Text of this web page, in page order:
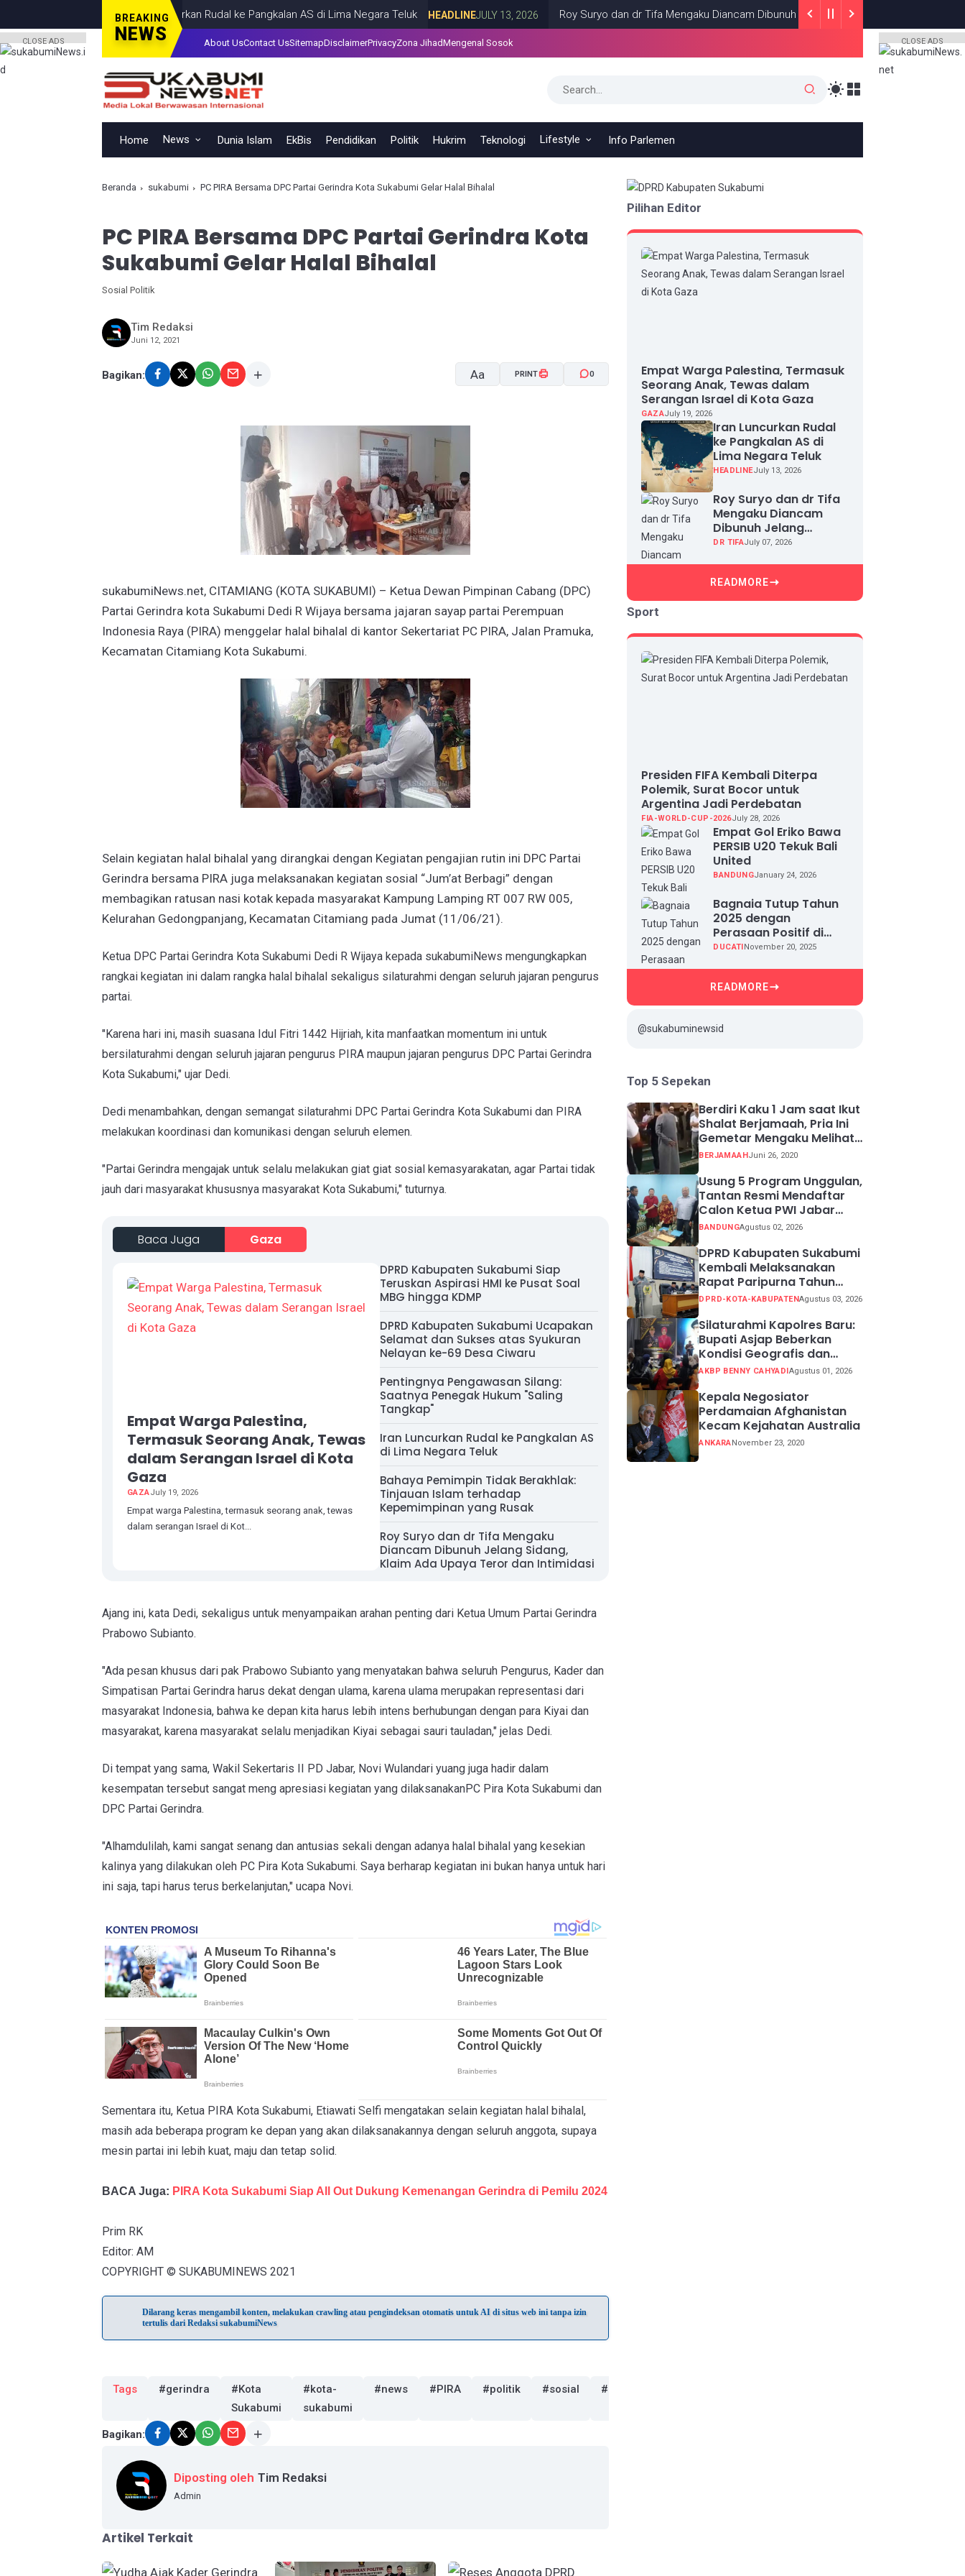
BREAKING
NEWS
Iran Luncurkan Rudal ke Pangkalan AS di Lima Negara Teluk HEADLINEJULY 13, 2026 Roy Suryo dan dr Tifa Mengaku Diancam Dibunuh Jelang Sidang, Klaim Ada Upaya Teror
About UsContact UsSitemapDisclaimerPrivacyZona JihadMengenal Sosok
Home News Dunia Islam EkBis Pendidikan Politik Hukrim Teknologi Lifestyle Info Parlemen
Beranda sukabumi PC PIRA Bersama DPC Partai Gerindra Kota Sukabumi Gelar Halal Bihalal
PC PIRA Bersama DPC Partai Gerindra Kota
Sukabumi Gelar Halal Bihalal
Sosial Politik
Tim Redaksi
Juni 12, 2021
Bagikan: Aa PRINT 0
sukabumiNews.net, CITAMIANG (KOTA SUKABUMI) – Ketua Dewan Pimpinan Cabang (DPC)
Partai Gerindra kota Sukabumi Dedi R Wijaya bersama jajaran sayap partai Perempuan
Indonesia Raya (PIRA) menggelar halal bihalal di kantor Sekertariat PC PIRA, Jalan Pramuka,
Kecamatan Citamiang Kota Sukabumi.
Selain kegiatan halal bihalal yang dirangkai dengan Kegiatan pengajian rutin ini DPC Partai
Gerindra bersama PIRA juga melaksanakan kegiatan sosial “Jum’at Berbagi” dengan
membagikan ratusan nasi kotak kepada masyarakat Kampung Lamping RT 007 RW 005,
Kelurahan Gedongpanjang, Kecamatan Citamiang pada Jumat (11/06/21).
Ketua DPC Partai Gerindra Kota Sukabumi Dedi R Wijaya kepada sukabumiNews mengungkapkan
rangkai kegiatan ini dalam rangka halal bihalal sekaligus silaturahmi dengan seluruh jajaran pengurus
partai.
"Karena hari ini, masih suasana Idul Fitri 1442 Hijriah, kita manfaatkan momentum ini untuk
bersilaturahmi dengan seluruh jajaran pengurus PIRA maupun jajaran pengurus DPC Partai Gerindra
Kota Sukabumi," ujar Dedi.
Dedi menambahkan, dengan semangat silaturahmi DPC Partai Gerindra Kota Sukabumi dan PIRA
melakukan koordinasi dan komunikasi dengan seluruh elemen.
"Partai Gerindra mengajak untuk selalu melakukan giat giat sosial kemasyarakatan, agar Partai tidak
jauh dari masyarakat khususnya masyarakat Kota Sukabumi," tuturnya.
Baca Juga Gaza
Empat Warga Palestina,
Termasuk Seorang Anak, Tewas
dalam Serangan Israel di Kota
Gaza
GAZAJuly 19, 2026
Empat warga Palestina, termasuk seorang anak, tewas
dalam serangan Israel di Kot...
DPRD Kabupaten Sukabumi Siap
Teruskan Aspirasi HMI ke Pusat Soal
MBG hingga KDMP
DPRD Kabupaten Sukabumi Ucapakan
Selamat dan Sukses atas Syukuran
Nelayan ke-69 Desa Ciwaru
Pentingnya Pengawasan Silang:
Saatnya Penegak Hukum "Saling
Tangkap"
Iran Luncurkan Rudal ke Pangkalan AS
di Lima Negara Teluk
Bahaya Pemimpin Tidak Berakhlak:
Tinjauan Islam terhadap
Kepemimpinan yang Rusak
Roy Suryo dan dr Tifa Mengaku
Diancam Dibunuh Jelang Sidang,
Klaim Ada Upaya Teror dan Intimidasi
Ajang ini, kata Dedi, sekaligus untuk menyampaikan arahan penting dari Ketua Umum Partai Gerindra
Prabowo Subianto.
"Ada pesan khusus dari pak Prabowo Subianto yang menyatakan bahwa seluruh Pengurus, Kader dan
Simpatisan Partai Gerindra harus dekat dengan ulama, karena ulama merupakan representasi dari
masyarakat Indonesia, bahwa ke depan kita harus lebih intens berhubungan dengan para Kiyai dan
masyarakat, karena masyarakat selalu menjadikan Kiyai sebagai sauri tauladan," jelas Dedi.
Di tempat yang sama, Wakil Sekertaris II PD Jabar, Novi Wulandari yuang juga hadir dalam
kesempatan tersebut sangat meng apresiasi kegiatan yang dilaksanakanPC Pira Kota Sukabumi dan
DPC Partai Gerindra.
"Alhamdulilah, kami sangat senang dan antusias sekali dengan adanya halal bihalal yang kesekian
kalinya yang dilakukan oleh PC Pira Kota Sukabumi. Saya berharap kegiatan ini bukan hanya untuk hari
ini saja, tapi harus terus berkelanjutan," ucapa Novi.
Sementara itu, Ketua PIRA Kota Sukabumi, Etiawati Selfi mengatakan selain kegiatan halal bihalal,
masih ada beberapa program ke depan yang akan dilaksanakannya dengan seluruh anggota, supaya
mesin partai ini lebih kuat, maju dan tetap solid.
BACA Juga: PIRA Kota Sukabumi Siap All Out Dukung Kemenangan Gerindra di Pemilu 2024
Prim RK
Editor: AM
COPYRIGHT © SUKABUMINEWS 2021
Dilarang keras mengambil konten, melakukan crawling atau pengindeksan otomatis untuk AI di situs web ini tanpa izin
tertulis dari Redaksi sukabumiNews
Tags #gerindra
#Kota
Sukabumi
#kota-
sukabumi
#news #PIRA #politik #sosial #sukabumi
Bagikan:
Diposting oleh Tim Redaksi
Admin
Artikel Terkait
Pilihan Editor
Empat Warga Palestina, Termasuk
Seorang Anak, Tewas dalam
Serangan Israel di Kota Gaza
GAZAJuly 19, 2026
Iran Luncurkan Rudal
ke Pangkalan AS di
Lima Negara Teluk
HEADLINEJuly 13, 2026
Roy Suryo dan dr Tifa
Mengaku Diancam
Dibunuh Jelang
Sidang, Klaim Ada
DR TIFAJuly 07, 2026
READMORE
Sport
Presiden FIFA Kembali Diterpa
Polemik, Surat Bocor untuk
Argentina Jadi Perdebatan
FIA-WORLD-CUP-2026July 28, 2026
Empat Gol Eriko Bawa
PERSIB U20 Tekuk Bali
United
BANDUNGJanuary 24, 2026
Bagnaia Tutup Tahun
2025 dengan
Perasaan Positif di
Valencia Test
DUCATINovember 20, 2025
READMORE
@sukabuminewsid
Top 5 Sepekan
Berdiri Kaku 1 Jam saat Ikut
Shalat Berjamaah, Pria Ini
Gemetar Mengaku Melihat
Api ketika Sadar
BERJAMAAHJuni 26, 2020
Usung 5 Program Unggulan,
Tantan Resmi Mendaftar
Calon Ketua PWI Jabar
2026-2031
BANDUNGAgustus 02, 2026
DPRD Kabupaten Sukabumi
Kembali Melaksanakan
Rapat Paripurna Tahun
Sidang 2026
DPRD-KOTA-KABUPATENAgustus 03, 2026
Silaturahmi Kapolres Baru:
Bupati Asjap Beberkan
Kondisi Geografis dan
Potensi Kabupaten
AKBP BENNY CAHYADIAgustus 01, 2026
Kepala Negosiator
Perdamaian Afghanistan
Kecam Kejahatan Australia
ANKARANovember 23, 2020
CLOSE ADS CLOSE ADS